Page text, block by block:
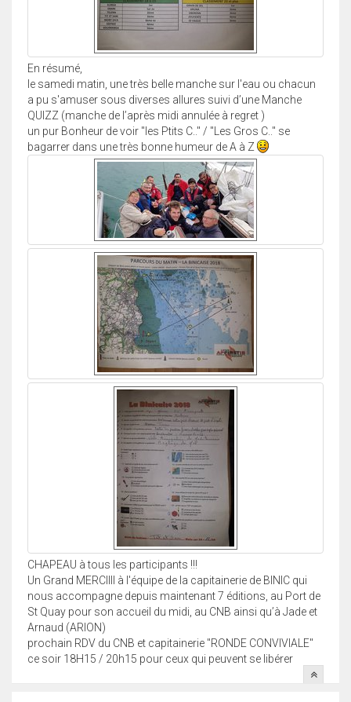
En résumé,
le samedi matin, une très belle manche sur l'eau ou chacun
a pu s'amuser sous diverses allures suivi d’une Manche
QUIZZ (manche de l’après midi annulée à regret )
un pur Bonheur de voir "les Ptits C.." / "Les Gros C.." se
bagarrer dans une très bonne humeur de A à Z
CHAPEAU à tous les participants !!!
Un Grand MERCIIII à l'équipe de la capitainerie de BINIC qui
nous accompagne depuis maintenant 7 éditions, au Port de
St Quay pour son accueil du midi, au CNB ainsi qu’à Jade et
Arnaud (ARION)
prochain RDV du CNB et capitainerie "RONDE CONVIVIALE"
ce soir 18H15 / 20h15 pour ceux qui peuvent se libérer